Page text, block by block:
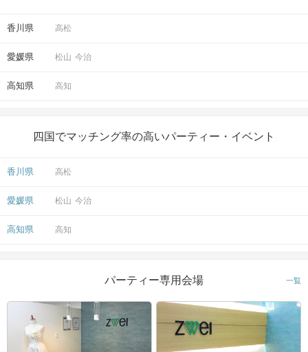
香川県 高松
愛媛県 松山 今治
高知県 高知
四国でマッチング率の高いパーティー・イベント
香川県 高松
愛媛県 松山 今治
高知県 高知
パーティー専用会場 一覧